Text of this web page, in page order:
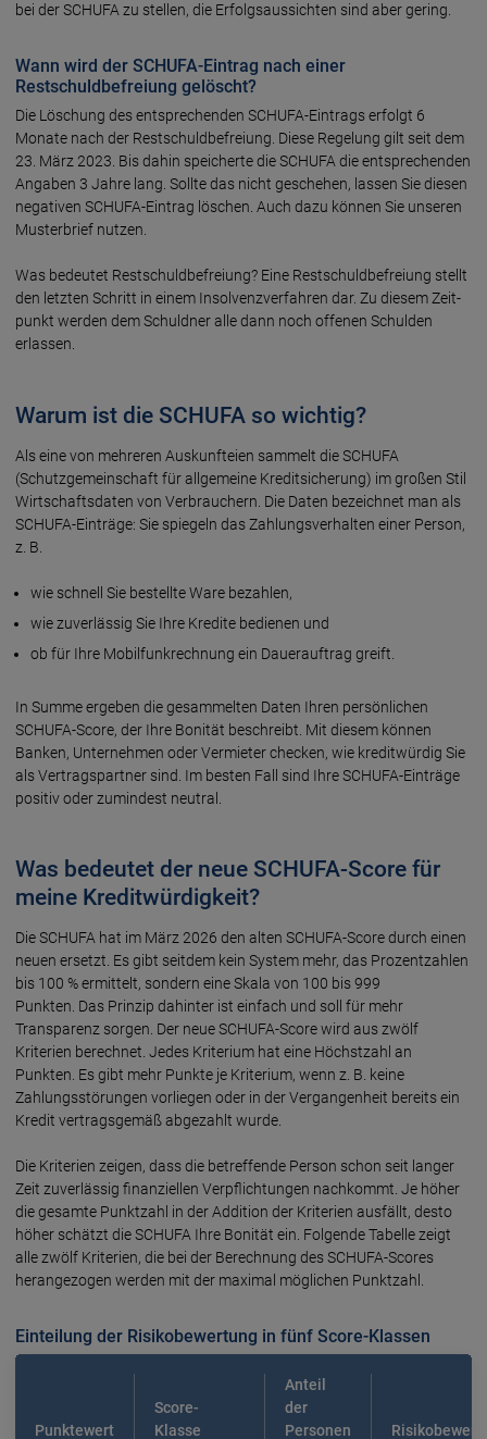
bei der SCHUFA zu stel­len, die Er­folgs­aus­sich­ten sind aber gering.
Wann wird der SCHUFA-Eintrag nach einer
Restschuldbefreiung gelöscht?
Die Löschung des entspre­chen­den SCHUFA-Ein­trags er­folgt 6
Monate nach der Rest­schuld­be­frei­ung. Diese Regelung gilt seit dem
23. März 2023. Bis dahin speicherte die SCHUFA die entsprechenden
Angaben 3 Jahre lang. Sollte das nicht ge­sche­hen, las­sen Sie die­sen
ne­ga­ti­ven SCHUFA-Eintrag lö­schen. Auch dazu können Sie un­se­ren
Mus­ter­brief nutzen.
Was bedeutet Restschuld­be­frei­ung? Eine Rest­schuld­be­frei­ung stellt
den letz­ten Schritt in einem In­sol­venz­ver­fah­ren dar. Zu die­sem Zeit­
punkt werden dem Schuld­ner alle dann noch of­fenen Schul­den
erlassen.
Warum ist die SCHUFA so wichtig?
Als eine von mehreren Auskunfteien sammelt die SCHUFA
(Schutzgemeinschaft für allgemeine Kreditsicherung) im großen Stil
Wirtschaftsdaten von Verbrauchern. Die Daten bezeichnet man als
SCHUFA-Einträge: Sie spiegeln das Zahlungsverhalten einer Person,
z. B.
wie schnell Sie bestellte Ware bezahlen,
wie zuverlässig Sie Ihre Kredite bedienen und
ob für Ihre Mobilfunkrechnung ein Dauerauftrag greift.
In Summe ergeben die gesammelten Daten Ihren persönlichen
SCHUFA-Score, der Ihre Bonität beschreibt. Mit diesem können
Banken, Unternehmen oder Vermieter checken, wie kreditwürdig Sie
als Vertragspartner sind. Im besten Fall sind Ihre SCHUFA-Einträge
positiv oder zumindest neutral.
Was bedeutet der neue SCHUFA-Score für
meine Kreditwürdigkeit?
Die SCHUFA hat im März 2026 den alten SCHUFA-Score durch einen
neuen ersetzt. Es gibt seitdem kein System mehr, das Prozentzahlen
bis 100 % ermittelt, sondern eine Skala von 100 bis 999
Punkten. Das Prinzip dahinter ist einfach und soll für mehr
Transparenz sorgen. Der neue SCHUFA-Score wird aus zwölf
Kriterien berechnet. Jedes Kriterium hat eine Höchstzahl an
Punkten. Es gibt mehr Punkte je Kriterium, wenn z. B. keine
Zahlungsstörungen vorliegen oder in der Vergangenheit bereits ein
Kredit vertragsgemäß abgezahlt wurde.
Die Kriterien zeigen, dass die betreffende Person schon seit langer
Zeit zuverlässig finanziellen Verpflichtungen nachkommt. Je höher
die gesamte Punktzahl in der Addition der Kriterien ausfällt, desto
höher schätzt die SCHUFA Ihre Bonität ein. Folgende Tabelle zeigt
alle zwölf Kriterien, die bei der Berechnung des SCHUFA-Scores
herangezogen werden mit der maximal möglichen Punktzahl.
Einteilung der Risikobewertung in fünf Score-Klassen
Punktewert
Score-
Klasse
Anteil
der
Personen